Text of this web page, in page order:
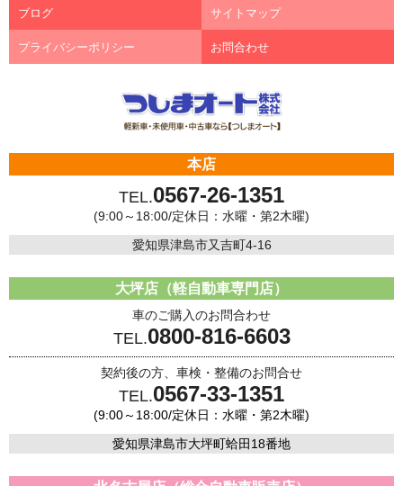
ブログ サイトマップ
プライバシーポリシー お問合わせ
本店
TEL.0567-26-1351
(9:00～18:00/定休日：水曜・第2木曜)
愛知県津島市又吉町4-16
大坪店（軽自動車専門店）
車のご購入のお問合わせ
TEL.0800-816-6603
契約後の方、車検・整備のお問合せ
TEL.0567-33-1351
(9:00～18:00/定休日：水曜・第2木曜)
愛知県津島市大坪町蛤田18番地